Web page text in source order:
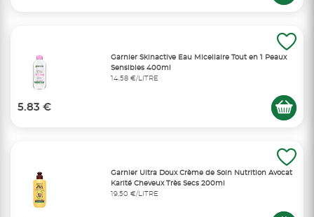
Garnier Skinactive Eau Micellaire Tout en 1 Peaux
Sensibles 400ml
14,58 €/LITRE
5.83 €
Garnier Ultra Doux Crème de Soin Nutrition Avocat
Karité Cheveux Très Secs 200ml
19,50 €/LITRE